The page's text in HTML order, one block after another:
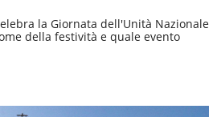
la Giornata dell'Unità Nazionale
della festività e quale evento